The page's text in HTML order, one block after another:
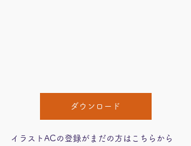
ダウンロード
イラストACの登録がまだの方はこちらから